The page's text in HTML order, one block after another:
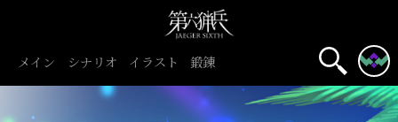
メイン シナリオ イラスト 鍛錬